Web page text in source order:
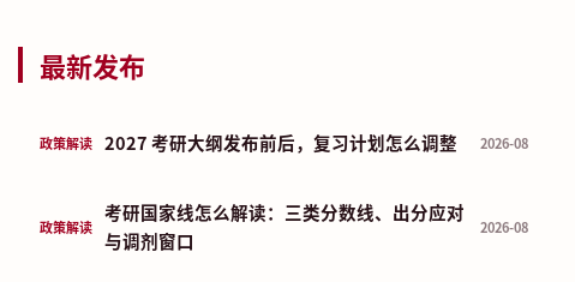
最新发布
政策解读 2027 考研大纲发布前后，复习计划怎么调整 2026-08
政策解读
考研国家线怎么解读：三类分数线、出分应对
与调剂窗口
2026-08